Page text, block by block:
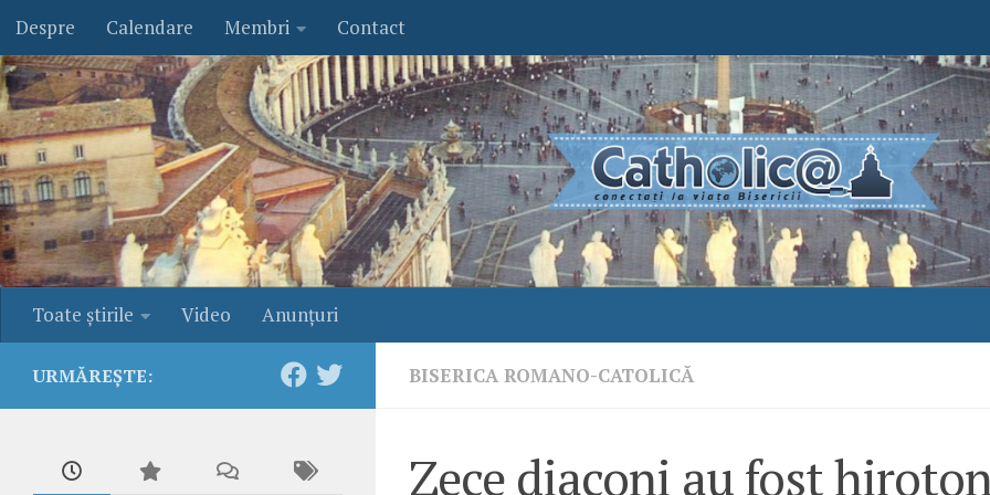
Skip to content
Despre Calendare Membri Contact
Toate ştirile Video Anunţuri
BISERICA ROMANO-CATOLICĂ
Zece diaconi au fost
URMĂREȘTE: